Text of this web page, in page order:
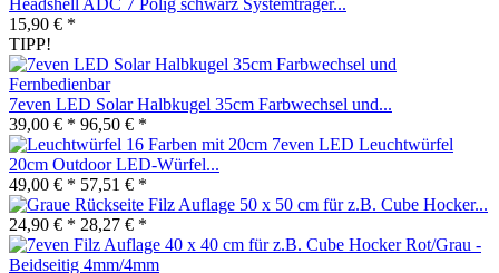
15,90 € *
TIPP!
7even LED Solar Halbkugel 35cm Farbwechsel und...
39,00 € * 96,50 € *
7even LED Leuchtwürfel
20cm Outdoor LED-Würfel...
49,00 € * 57,51 € *
Filz Auflage 50 x 50 cm für z.B. Cube Hocker...
24,90 € * 28,27 € *